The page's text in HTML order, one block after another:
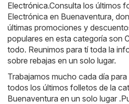
Electrónica.Consulta los últimos
Electrónica en Buenaventura,
últimas promociones y
populares en esta categoría son
todo. Reunimos para tí toda la
sobre rebajas en un solo lugar.
Trabajamos mucho cada día
todos los últimos folletos de la
Buenaventura en un solo lugar